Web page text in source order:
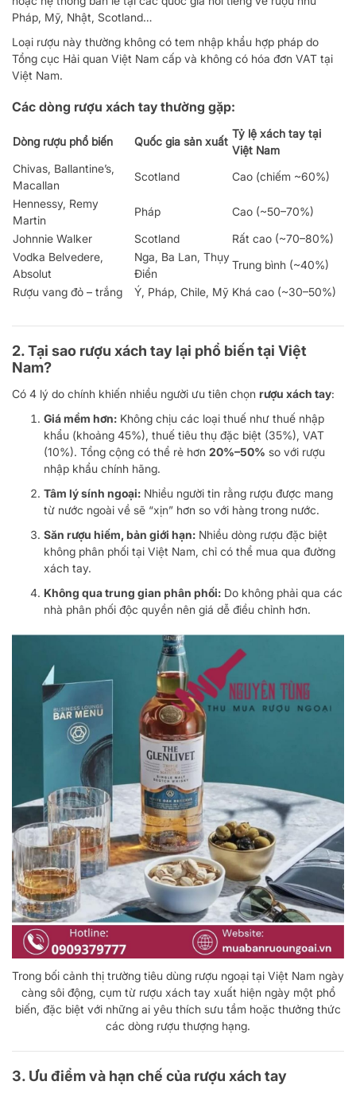
Pháp, Mỹ, Nhật, Scotland…
Loại rượu này thường không có tem nhập khẩu hợp pháp do
Tổng cục Hải quan Việt Nam cấp và không có hóa đơn VAT tại
Việt Nam.
Các dòng rượu xách tay thường gặp:
Dòng rượu phổ biến Quốc gia sản xuất
Tỷ lệ xách tay tại
Việt Nam
Chivas, Ballantine’s,
Macallan
Scotland
Cao (chiếm ~60%)
Hennessy, Remy
Martin
Pháp
Cao (~50–70%)
Johnnie Walker
Scotland
Rất cao (~70–80%)
Vodka Belvedere,
Absolut
Nga, Ba Lan, Thụy
Điển
Trung bình (~40%)
Rượu vang đỏ – trắng
Ý, Pháp, Chile, Mỹ Khá cao (~30–50%)
2. Tại sao rượu xách tay lại phổ biến tại Việt
Nam?
Có 4 lý do chính khiến nhiều người ưu tiên chọn rượu xách tay:
Giá mềm hơn: Không chịu các loại thuế như thuế nhập
khẩu (khoảng 45%), thuế tiêu thụ đặc biệt (35%), VAT
(10%). Tổng cộng có thể rẻ hơn 20%–50% so với rượu
nhập khẩu chính hãng.
Tâm lý sính ngoại: Nhiều người tin rằng rượu được mang
từ nước ngoài về sẽ “xịn” hơn so với hàng trong nước.
Săn rượu hiếm, bản giới hạn: Nhiều dòng rượu đặc biệt
không phân phối tại Việt Nam, chỉ có thể mua qua đường
xách tay.
Không qua trung gian phân phối: Do không phải qua các
nhà phân phối độc quyền nên giá dễ điều chỉnh hơn.
Trong bối cảnh thị trường tiêu dùng rượu ngoại tại Việt Nam ngày
càng sôi động, cụm từ rượu xách tay xuất hiện ngày một phổ
biến, đặc biệt với những ai yêu thích sưu tầm hoặc thưởng thức
các dòng rượu thượng hạng.
3. Ưu điểm và hạn chế của rượu xách tay